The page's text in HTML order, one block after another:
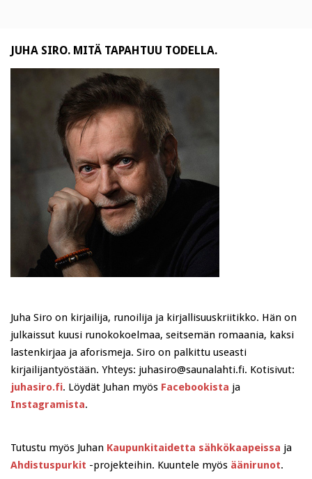
JUHA SIRO. MITÄ TAPAHTUU TODELLA.
Juha Siro on kirjailija, runoilija ja kirjallisuuskriitikko. Hän on
julkaissut kuusi runokokoelmaa, seitsemän romaania, kaksi
lastenkirjaa ja aforismeja. Siro on palkittu useasti
kirjailijantyöstään. Yhteys: juhasiro@saunalahti.fi. Kotisivut:
juhasiro.fi. Löydät Juhan myös Facebookista ja
Instagramista.
Tutustu myös Juhan Kaupunkitaidetta sähkökaapeissa ja
Ahdistuspurkit -projekteihin. Kuuntele myös äänirunot.